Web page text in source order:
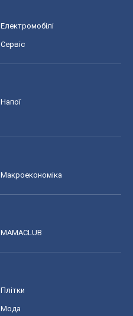
Електромобілі
Сервіс
Напої
Макроекономіка
MAMACLUB
Плітки
Мода